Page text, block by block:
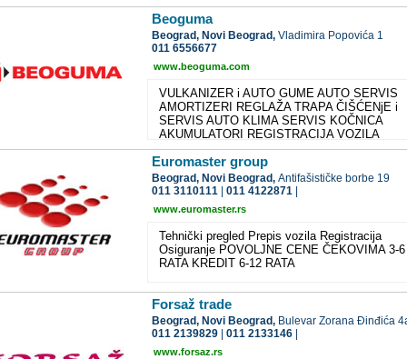
Beoguma
Beograd, Novi Beograd,Vladimira Popovića 1
011 6556677
www.beoguma.com
VULKANIZER i AUTO GUME AUTO SERVIS
AMORTIZERI REGLAŽA TRAPA ČIŠĆENjE i
SERVIS AUTO KLIMA SERVIS KOČNICA
AKUMULATORI REGISTRACIJA VOZILA
TEHNIČKI PREGLED
Euromaster group
Beograd, Novi Beograd,Antifašističke borbe 19
011 3110111 |011 4122871
www.euromaster.rs
Tehnički pregled Prepis vozila Registracija
Osiguranje POVOLJNE CENE ČEKOVIMA 3-6
RATA KREDIT 6-12 RATA
Forsaž trade
Beograd, Novi Beograd, Bulevar Zorana Đinđića
011 2139829 |011 2133146
www.forsaz.rs